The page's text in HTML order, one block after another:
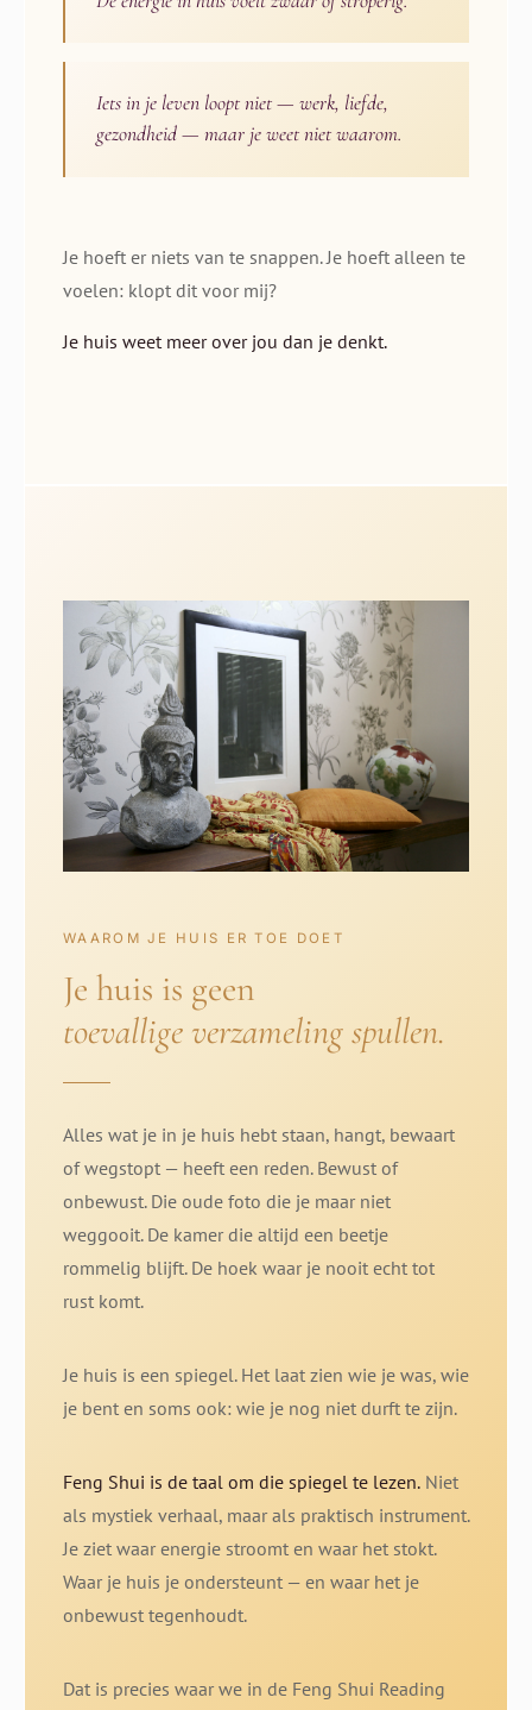
Iets in je leven loopt niet — werk, liefde,
gezondheid — maar je weet niet waarom.
Je hoeft er niets van te snappen. Je hoeft alleen te
voelen: klopt dit voor mij?
Je huis weet meer over jou dan je denkt.
WAAROM JE HUIS ER TOE DOET
Je huis is geen
toevallige verzameling spullen.
Alles wat je in je huis hebt staan, hangt, bewaart
of wegstopt — heeft een reden. Bewust of
onbewust. Die oude foto die je maar niet
weggooit. De kamer die altijd een beetje
rommelig blijft. De hoek waar je nooit echt tot
rust komt.
Je huis is een spiegel. Het laat zien wie je was, wie
je bent en soms ook: wie je nog niet durft te zijn.
Feng Shui is de taal om die spiegel te lezen. Niet
als mystiek verhaal, maar als praktisch instrument.
Je ziet waar energie stroomt en waar het stokt.
Waar je huis je ondersteunt — en waar het je
onbewust tegenhoudt.
Dat is precies waar we in de Feng Shui Reading